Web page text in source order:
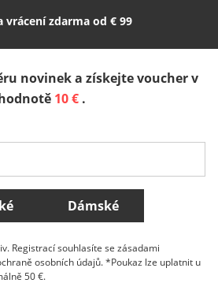
Slovenija
Danmark Norge
země
vrácení zdarma od € 99
novinek a získejte voucher v
10 € .
Dámské
Registrací souhlasíte se zásadami
osobních údajů. *Poukaz lze uplatnit u
50 €.